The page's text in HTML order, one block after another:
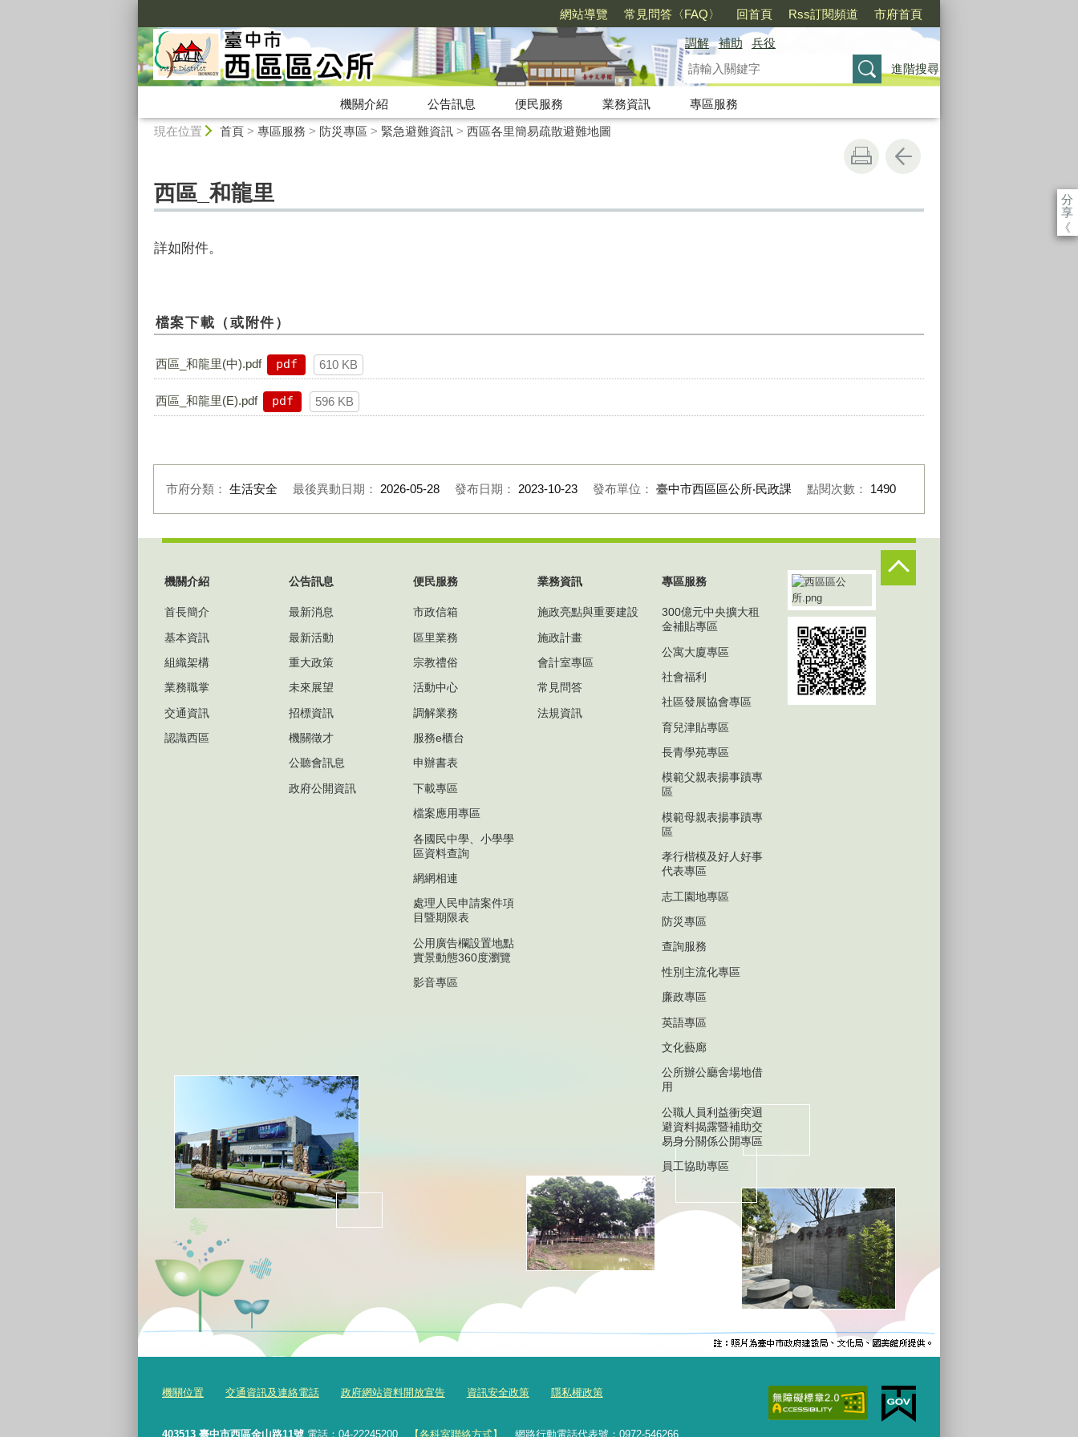
網站導覽 常見問答〈FAQ〉 回首頁 Rss訂閱頻道 市府首頁
調解 補助
兵役
進階搜尋
機關介紹 公告訊息 便民服務 業務資訊
專區服務
現在位置 首頁> 專區服務 > 防災專區 > 緊急避難資訊> 西區各里簡易疏散避難地圖
分
享
《
西區_和龍里
詳如附件。
檔案下載（或附件）
西區_和龍里(中).pdf pdf 610 KB
西區_和龍里(E).pdf pdf 596 KB
市府分類： 生活安全 最後異動日期： 2026-05-28 發布日期： 2023-10-23 發布單位： 臺中市西區區公所‧民政課 點閱次數： 1490
機關介紹
首長簡介
基本資訊
組織架構
業務職掌
交通資訊
認識西區
公告訊息
最新消息
最新活動
重大政策
未來展望
招標資訊
機關徵才
公聽會訊息
政府公開資訊
便民服務
市政信箱
區里業務
宗教禮俗
活動中心
調解業務
服務e櫃台
申辦書表
下載專區
檔案應用專區
各國民中學、小學學
區資料查詢
網網相連
處理人民申請案件項
目暨期限表
公用廣告欄設置地點
實景動態360度瀏覽
影音專區
業務資訊
施政亮點與重要建設
施政計畫
會計室專區
常見問答
法規資訊
專區服務
300億元中央擴大租
金補貼專區
公寓大廈專區
社會福利
社區發展協會專區
育兒津貼專區
長青學苑專區
模範父親表揚事蹟專
區
模範母親表揚事蹟專
區
孝行楷模及好人好事
代表專區
志工園地專區
防災專區
查詢服務
性別主流化專區
廉政專區
英語專區
文化藝廊
公所辦公廳舍場地借
用
公職人員利益衝突迴
避資料揭露暨補助交
易身分關係公開專區
員工協助專區
機關位置 交通資訊及連絡電話 政府網站資料開放宣告 資訊安全政策 隱私權政策
403513 臺中市西區金山路11號 電話：04-22245200 【各科室聯絡方式】 網路行動電話代表號：0972-546266